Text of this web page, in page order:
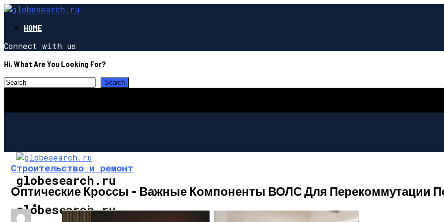
HOME
Connect with us
Hi, What Are You Looking For?
globesearch.ru
globesearch.ru
СТРОИТЕЛЬСТВО И РЕМОНТ
Строительство и ремонт
Оптические Кроссы – Важные Компоненты ВОЛС Для Перекоммутации